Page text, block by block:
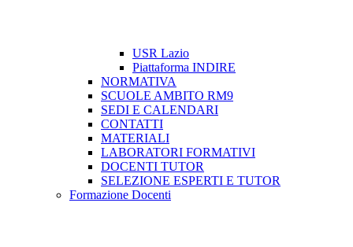
USR Lazio
Piattaforma INDIRE
NORMATIVA
SCUOLE AMBITO RM9
SEDI E CALENDARI
CONTATTI
MATERIALI
LABORATORI FORMATIVI
DOCENTI TUTOR
SELEZIONE ESPERTI E TUTOR
Formazione Docenti